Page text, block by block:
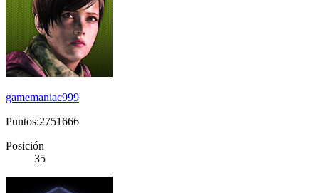
gamemaniac999
Puntos:2751666
Posición
35